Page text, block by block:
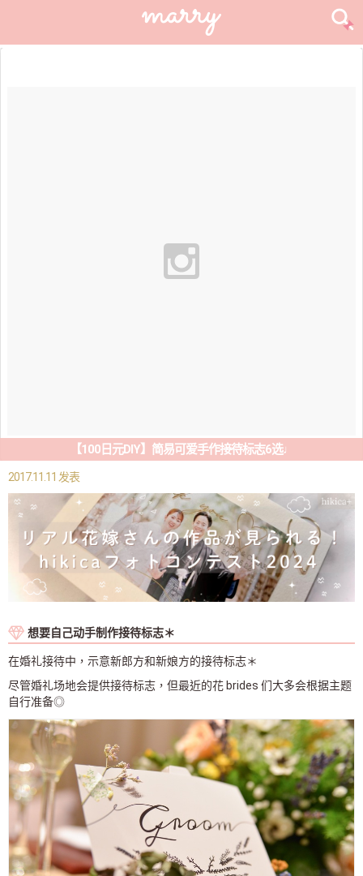
【100日元DIY】简易可爱手作接待标志6选♩
2017.11.11 发表
想要自己动手制作接待标志＊
在婚礼接待中，示意新郎方和新娘方的接待标志＊
尽管婚礼场地会提供接待标志，但最近的花 brides 们大多会根据主题
自行准备◎